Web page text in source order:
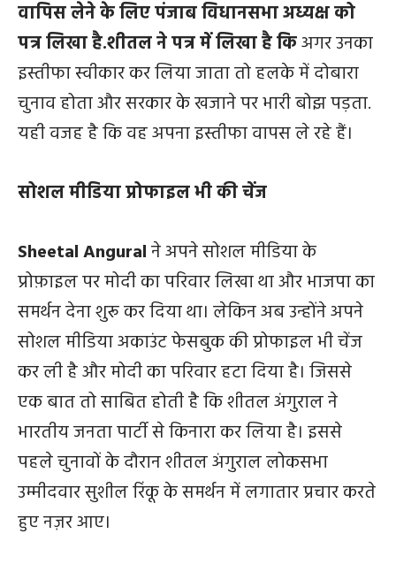
वापिस लेने के लिए पंजाब विधानसभा अध्यक्ष को
पत्र लिखा है.शीतल ने पत्र में लिखा है किअगर उनका
इस्तीफा स्वीकार कर लिया जाता तो हलके में दोबारा
चुनाव होता और सरकार के खजाने पर भारी बोझ पड़ता.
यही वजह है कि वह अपना इस्तीफा वापस ले रहे हैं।
सोशल मीडिया प्रोफाइल भी की चेंज
Sheetal Anguralने अपने सोशल मीडिया के
प्रोफ़ाइल पर मोदी का परिवार लिखा था और भाजपा का
समर्थन देना शुरू कर दिया था। लेकिन अब उन्होंने अपने
सोशल मीडिया अकाउंट फेसबुक की प्रोफाइल भी चेंज
कर ली है और मोदी का परिवार हटा दिया है। जिससे
एक बात तो साबित होती है कि शीतल अंगुराल ने
भारतीय जनता पार्टी से किनारा कर लिया है। इससे
पहले चुनावों के दौरान शीतल अंगुराल लोकसभा
उम्मीदवार सुशील रिंकू के समर्थन में लगातार प्रचार करते
हुए नज़र आए।